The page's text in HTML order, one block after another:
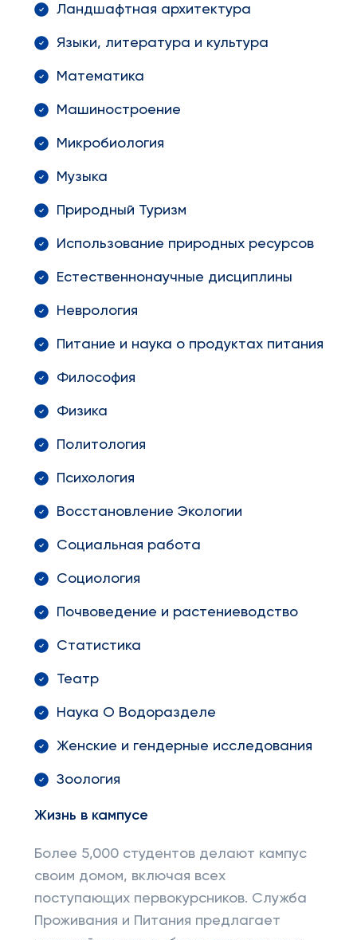
Ландшафтная архитектура
Языки, литература и культура
Математика
Машиностроение
Микробиология
Музыка
Природный Туризм
Использование природных ресурсов
Естественнонаучные дисциплины
Неврология
Питание и наука о продуктах питания
Философия
Физика
Политология
Психология
Восстановление Экологии
Социальная работа
Социология
Почвоведение и растениеводство
Статистика
Театр
Наука О Водоразделе
Женские и гендерные исследования
Зоология
Жизнь в кампусе
Более 5,000 студентов делают кампус
своим домом, включая всех
поступающих первокурсников. Служба
Проживания и Питания предлагает